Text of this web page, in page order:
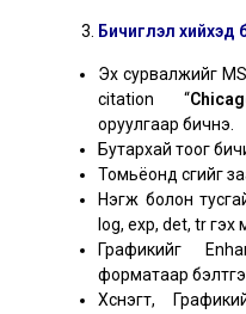
Бичиглэл хийхэд
Эх сурвалжийг
citation “
оруулгаар бичнэ.
Бутархай тоог
Томьёонд үсгийг
Нэгж болон
log, exp, det, tr гэх
Графикийг
форматаар
Хүснэгт,